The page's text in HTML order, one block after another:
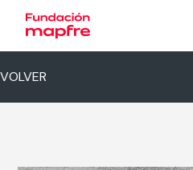
VOLVER